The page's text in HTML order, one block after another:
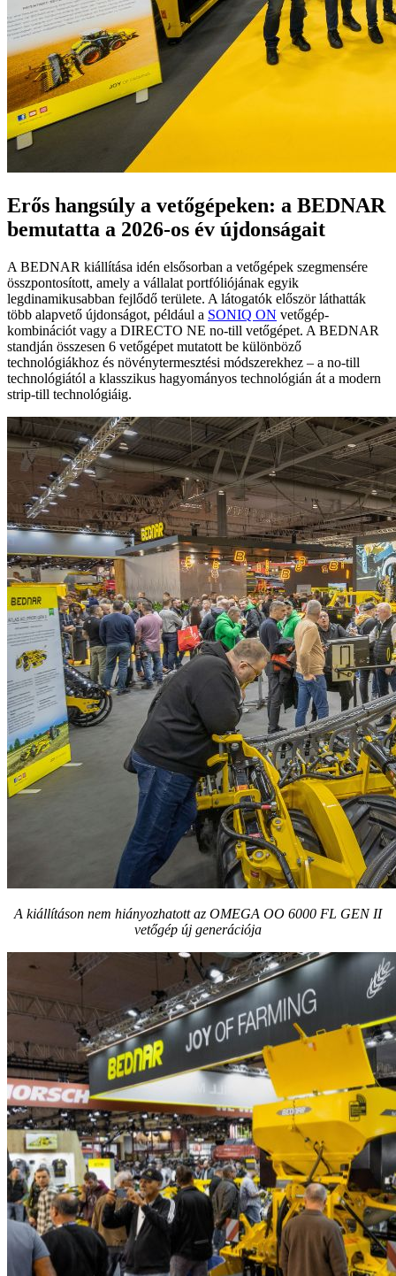
Erős hangsúly a vetőgépeken: a BEDNAR
bemutatta a 2026-os év újdonságait
A BEDNAR kiállítása idén elsősorban a vetőgépek szegmensére
összpontosított, amely a vállalat portfóliójának egyik
legdinamikusabban fejlődő területe. A látogatók először láthatták
több alapvető újdonságot, például a SONIQ ON vetőgép-
kombinációt vagy a DIRECTO NE no-till vetőgépet. A BEDNAR
standján összesen 6 vetőgépet mutatott be különböző
technológiákhoz és növénytermesztési módszerekhez – a no-till
technológiától a klasszikus hagyományos technológián át a modern
strip-till technológiáig.
A kiállításon nem hiányozhatott az OMEGA OO 6000 FL GEN II
vetőgép új generációja